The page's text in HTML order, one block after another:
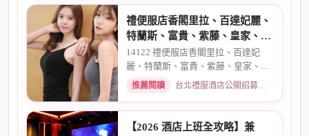
禮便服店香閣里拉、百達妃麗、
特蘭斯、富貴、紫藤、皇家、金
典酒店消費
14122 禮便服店香閣里拉、百達妃
麗、特蘭斯、富貴、紫藤、皇家、金
典、消費喝酒 、金拿督、101會...
推薦閱讀 台北禮服酒店公關招募：兼職工作內容與薪資規範 · 2026-06-04
【2026 酒店上班全攻略】兼